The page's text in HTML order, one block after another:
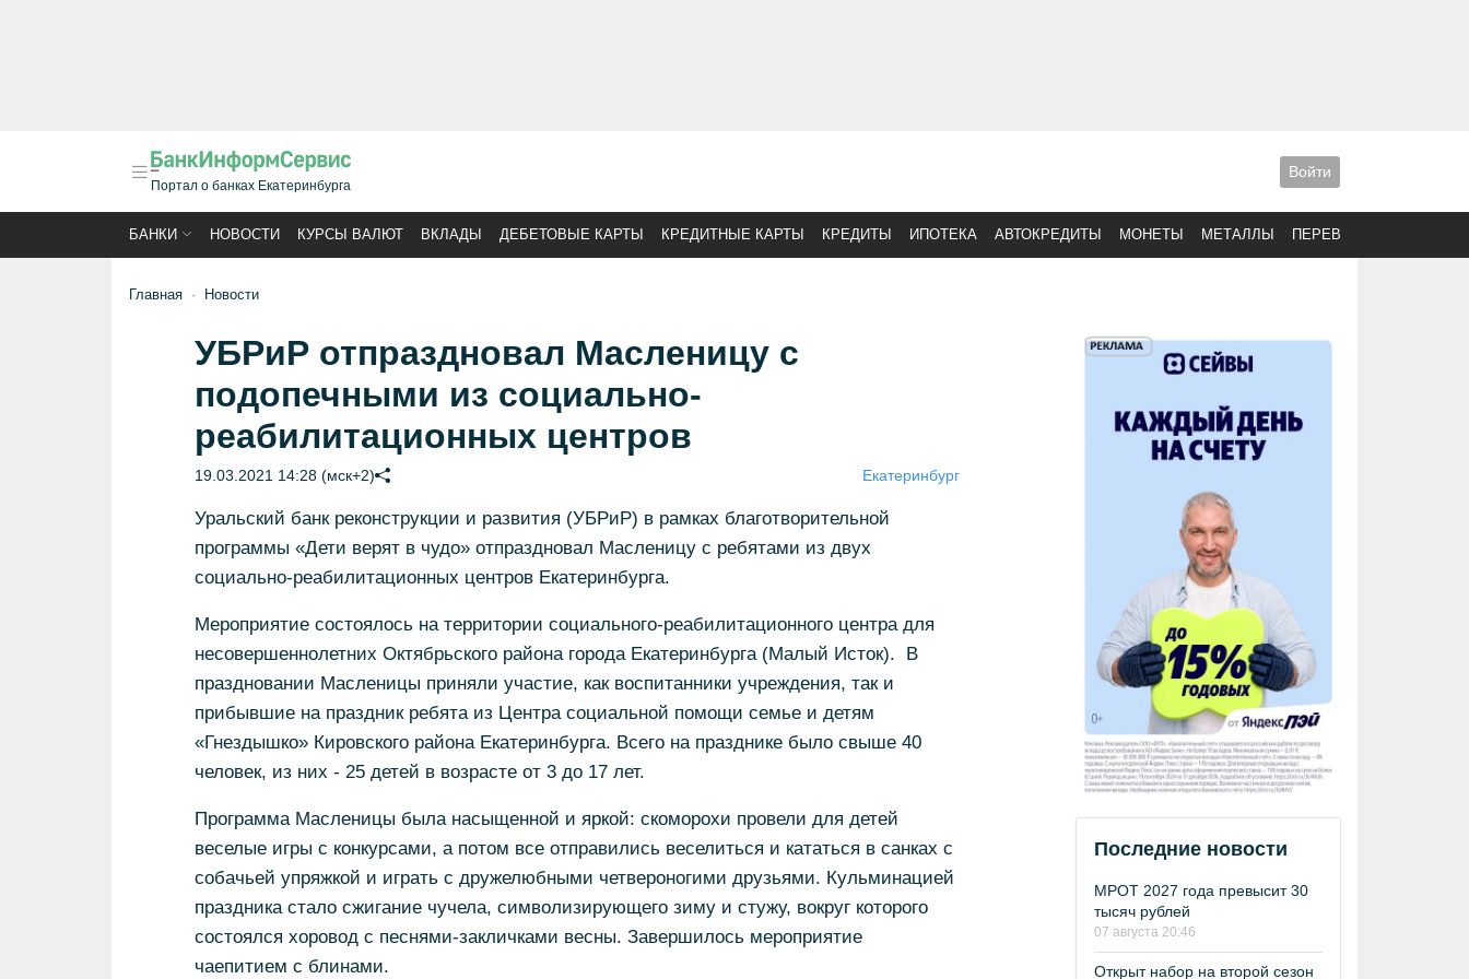
Портал о банках Екатеринбурга
Войти
БАНКИ НОВОСТИ КУРСЫ ВАЛЮТ ВКЛАДЫ ДЕБЕТОВЫЕ КАРТЫ КРЕДИТНЫЕ КАРТЫ КРЕДИТЫ ИПОТЕКА АВТОКРЕДИТЫ МОНЕТЫ МЕТАЛЛЫ ПЕРЕВОДЫ
Главная Новости
УБРиР отпраздновал Масленицу с
подопечными из социально-
реабилитационных центров
19.03.2021 14:28 (мск+2) Екатеринбург
Уральский банк реконструкции и развития (УБРиР) в рамках благотворительной
программы «Дети верят в чудо» отпраздновал Масленицу с ребятами из двух
социально-реабилитационных центров Екатеринбурга.
Мероприятие состоялось на территории социального-реабилитационного центра для
несовершеннолетних Октябрьского района города Екатеринбурга (Малый Исток). В
праздновании Масленицы приняли участие, как воспитанники учреждения, так и
прибывшие на праздник ребята из Центра социальной помощи семье и детям
«Гнездышко» Кировского района Екатеринбурга. Всего на празднике было свыше 40
человек, из них - 25 детей в возрасте от 3 до 17 лет.
Программа Масленицы была насыщенной и яркой: скоморохи провели для детей
веселые игры с конкурсами, а потом все отправились веселиться и кататься в санках с
собачьей упряжкой и играть с дружелюбными четвероногими друзьями. Кульминацией
праздника стало сжигание чучела, символизирующего зиму и стужу, вокруг которого
состоялся хоровод с песнями-закличками весны. Завершилось мероприятие
чаепитием с блинами.
Последние новости
МРОТ 2027 года превысит 30
тысяч рублей
07 августа 20:46
Открыт набор на второй сезон